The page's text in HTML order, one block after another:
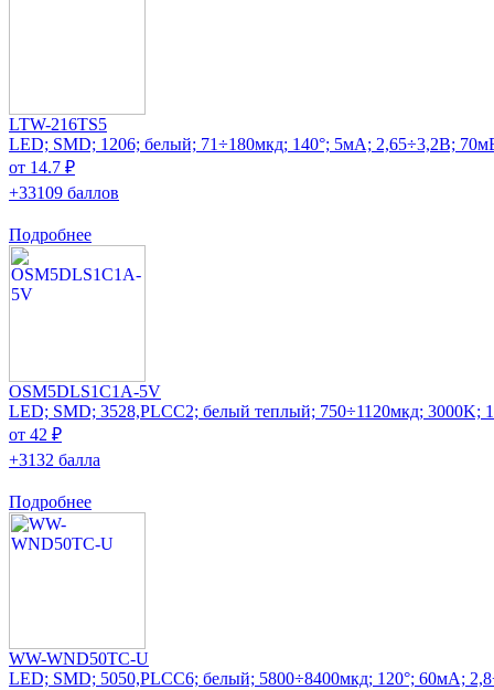
LTW-216TS5
LED; SMD; 1206; белый; 71÷180мкд; 140°; 5мА; 2,65÷3,2В;
от 14.7 ₽
+33109 баллов
Подробнее
OSM5DLS1C1A-5V
LED; SMD; 3528,PLCC2; белый теплый; 750÷1120мкд; 3000K;
от 42 ₽
+3132 балла
Подробнее
WW-WND50TC-U
LED; SMD; 5050,PLCC6; белый; 5800÷8400мкд; 120°; 60мА;